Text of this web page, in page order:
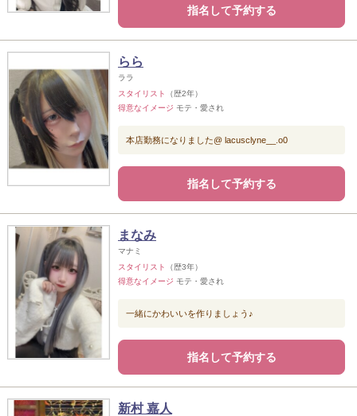
指名して予約する
らら
ララ
スタイリスト
（歴2年）
得意なイメージ モテ・愛され
本店勤務になりました@ lacusclyne__.o0
指名して予約する
まなみ
マナミ
スタイリスト
（歴3年）
得意なイメージ モテ・愛され
一緒にかわいいを作りましょう♪
指名して予約する
新村 嘉人